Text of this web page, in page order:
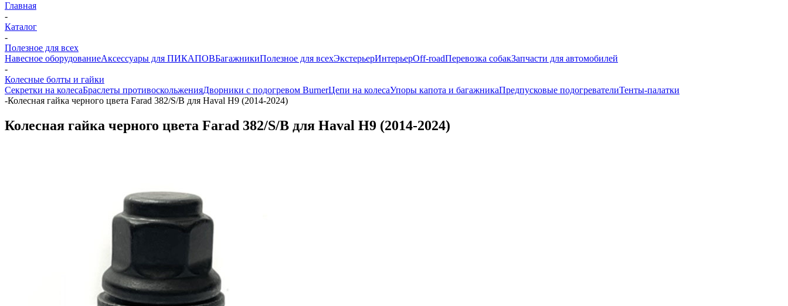
Главная
-
Каталог
-
Полезное для всех
Навесное оборудованиеАксессуары для ПИКАПОВБагажникиПолезное для всехЭкстерьерИнтерьерOff-roadПеревозка собакЗапчасти для автомобилей
-
Колесные болты и гайки
Секретки на колесаБраслеты противоскольженияДворники с подогревом BurnerЦепи на колесаУпоры капота и багажникаПредпусковые подогревателиТенты-палатки
-Колесная гайка черного цвета Farad 382/S/B для Haval H9 (2014-2024)
Колесная гайка черного цвета Farad 382/S/B для Haval H9 (2014-2024)